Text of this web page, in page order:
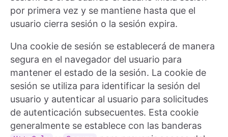
por primera vez y se mantiene hasta que el
usuario cierra sesión o la sesión expira.
Una cookie de sesión se establecerá de manera
segura en el navegador del usuario para
mantener el estado de la sesión. La cookie de
sesión se utiliza para identificar la sesión del
usuario y autenticar al usuario para solicitudes
de autenticación subsecuentes. Esta cookie
generalmente se establece con las banderas